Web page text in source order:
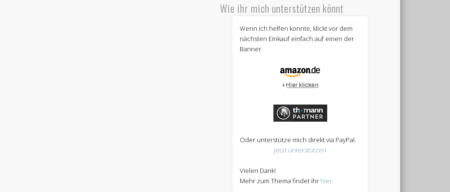
Wie ihr mich unterstützen könnt
Wenn ich helfen konnte, klickt vor dem
nächsten Einkauf einfach auf einen der
Banner.
Oder unterstütze mich direkt via PayPal.
Jetzt unterstützen
Vielen Dank!
Mehr zum Thema findet ihr hier.